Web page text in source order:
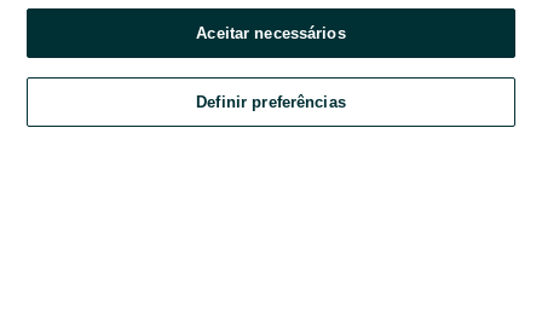
Ao entrares na tua conta, estás a aceitar os Termos e Condições
Aceitar necessários
Definir preferências